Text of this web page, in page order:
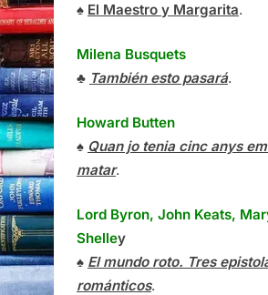
♠ El Maestro y Margarita.
Milena Busquets
♣ También esto pasará.
Howard Butten
♠ Quan jo tenia cinc anys
matar.
Lord Byron, John Keats,
Shelley
♠ El mundo roto. Tres
románticos.